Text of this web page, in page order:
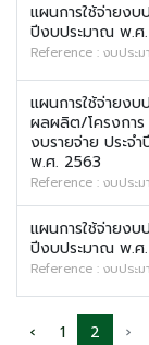
แผนการใช้จ่ายงบ
ปีงบประมาณ พ.ศ
Reference : งบประ
แผนการใช้จ่ายงบ
ผลผลิต/โครงกา
งบรายจ่าย ประจ
พ.ศ. 2563
Reference : งบประ
แผนการใช้จ่ายงบ
ปีงบประมาณ พ.ศ
Reference : งบประ
‹ 1 2 ›